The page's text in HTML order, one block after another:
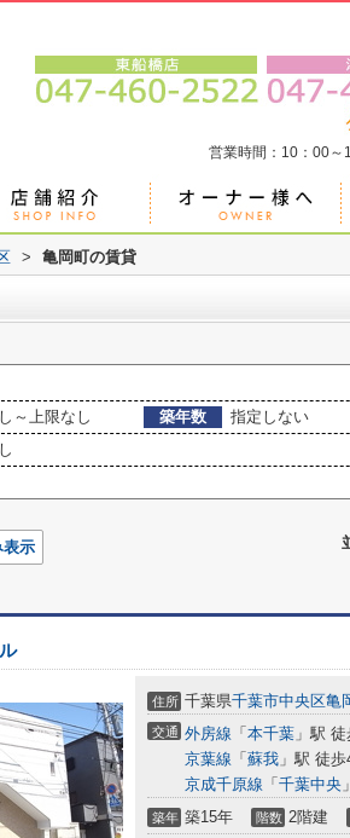
営業時間：10：00
> 亀岡町の賃貸
～上限なし 築年数
指定しない
表示
住所 千葉県千葉市中央区亀
交通 外房線 「 本千葉 」駅
京葉線 「 蘇我 」駅 徒歩
京成千原線 「 千葉中央
築年 築15年 階数 2階建